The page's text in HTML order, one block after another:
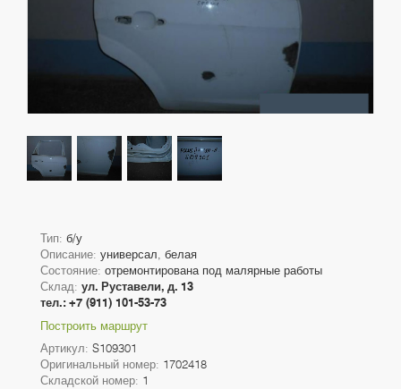
Тип: б/у
Описание: универсал, белая
Состояние: отремонтирована под малярные работы
Склад: ул. Руставели, д. 13
тел.: +7 (911) 101-53-73
Построить маршрут
Артикул: S109301
Оригинальный номер: 1702418
Складской номер: 1